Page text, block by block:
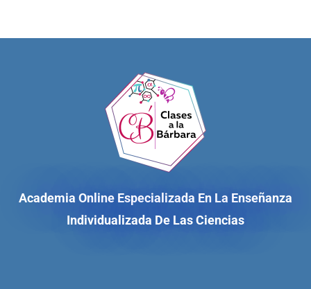
Academia Online Especializada En La Enseñanza
Individualizada De Las Ciencias